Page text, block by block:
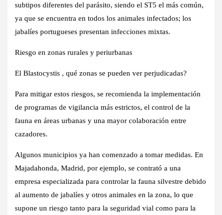
subtipos diferentes del parásito, siendo el ST5 el más común,
ya que se encuentra en todos los animales infectados; los
jabalíes portugueses presentan infecciones mixtas.
Riesgo en zonas rurales y periurbanas
El Blastocystis , qué zonas se pueden ver perjudicadas?
Para mitigar estos riesgos, se recomienda la implementación
de programas de vigilancia más estrictos, el control de la
fauna en áreas urbanas y una mayor colaboración entre
cazadores.
Algunos municipios ya han comenzado a tomar medidas. En
Majadahonda, Madrid, por ejemplo, se contrató a una
empresa especializada para controlar la fauna silvestre debido
al aumento de jabalíes y otros animales en la zona, lo que
supone un riesgo tanto para la seguridad vial como para la